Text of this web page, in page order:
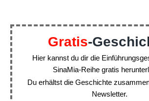
Gratis-
Hier kannst du dir die
SinaMia-Reihe gratis
Du erhältst die Geschichte
Newsletter.